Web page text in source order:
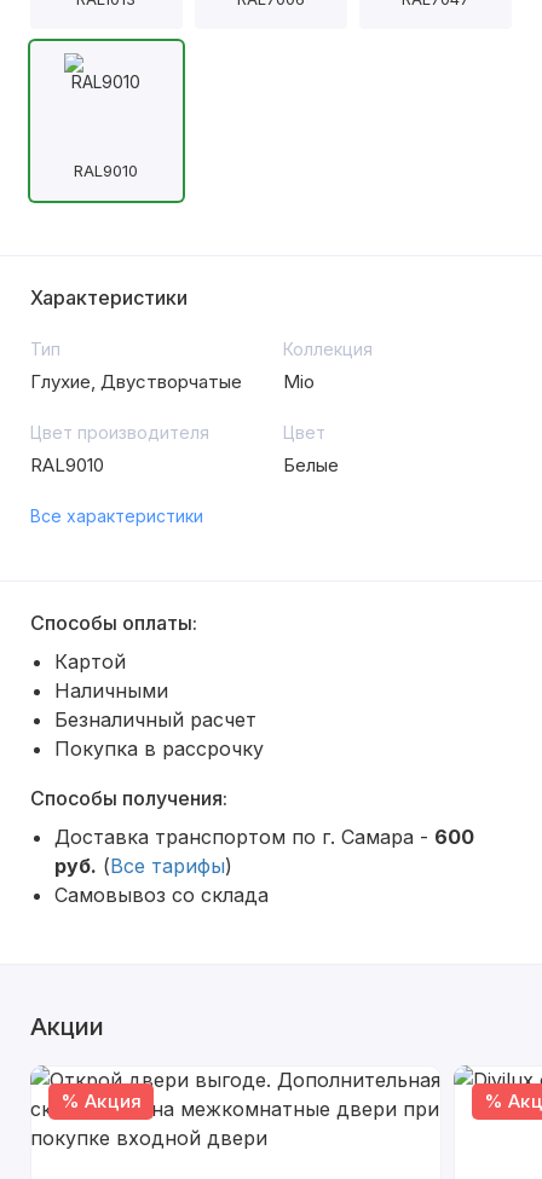
RAL9010
Характеристики
Тип
Глухие, Двустворчатые
Коллекция
Mio
Цвет производителя
RAL9010
Цвет
Белые
Все характеристики
Способы оплаты:
Картой
Наличными
Безналичный расчет
Покупка в рассрочку
Способы получения:
Доставка транспортом по г. Самара - 600
руб. (Все тарифы)
Самовывоз со склада
Акции
% Акция %